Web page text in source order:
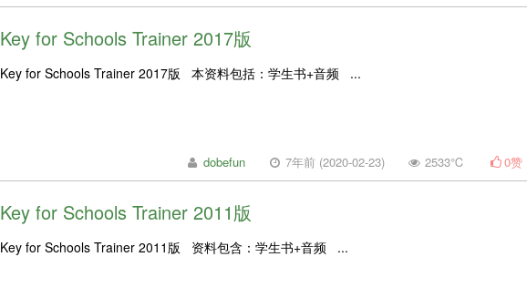
Key for Schools Trainer 2017版
Key for Schools Trainer 2017版 本资料包括：学生书+音频 ...
dobefun 7年前 (2020-02-23) 2533℃ 0赞
Key for Schools Trainer 2011版
Key for Schools Trainer 2011版 资料包含：学生书+音频 ...